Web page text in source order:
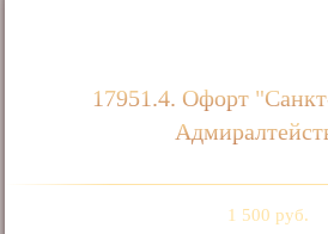
17951.4. Офорт
1 500 руб.